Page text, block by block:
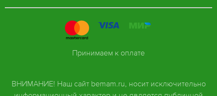
ВНИМАНИЕ! Наш сайт bemam.ru, носит исключительно
Принимаем к оплате